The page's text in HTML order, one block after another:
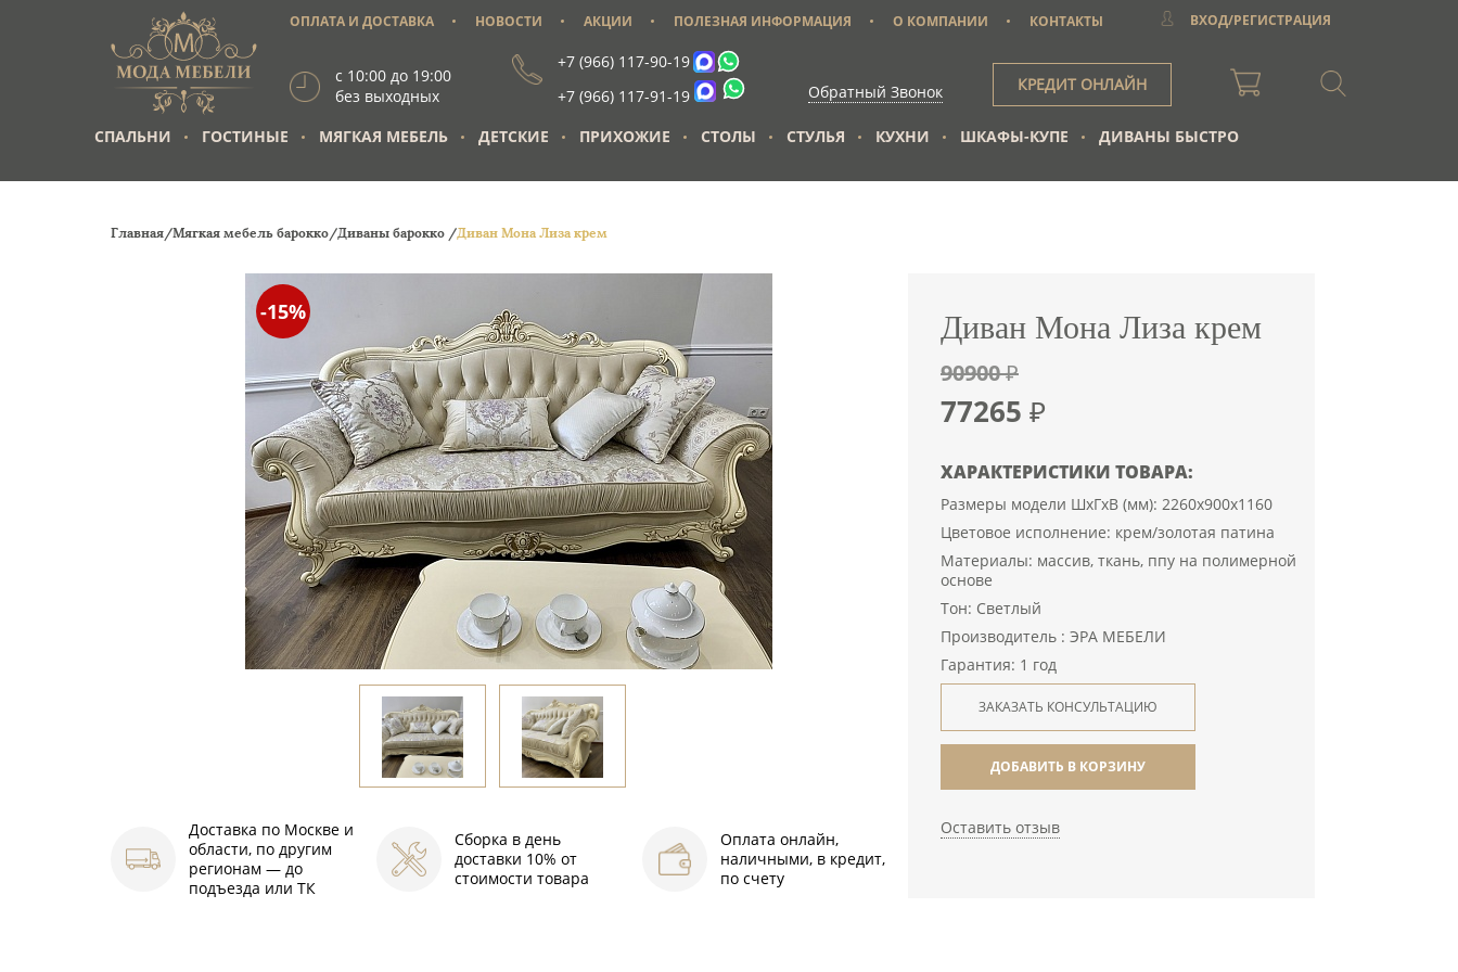
ОПЛАТА И ДОСТАВКА НОВОСТИ АКЦИИ ПОЛЕЗНАЯ ИНФОРМАЦИЯ О КОМПАНИИ КОНТАКТЫ ВХОД/РЕГИСТРАЦИЯ
с 10:00 до 19:00
без выходных
+7 (966) 117-90-19
+7 (966) 117-91-19
Обратный Звонок КРЕДИТ ОНЛАЙН
СПАЛЬНИ ГОСТИНЫЕ МЯГКАЯ МЕБЕЛЬ ДЕТСКИЕ ПРИХОЖИЕ СТОЛЫ СТУЛЬЯ КУХНИ ШКАФЫ-КУПЕ ДИВАНЫ БЫСТРО
Главная/Мягкая мебель барокко/Диваны барокко /Диван Мона Лиза крем
-15%
Доставка по Москве и
области, по другим
регионам — до
подъезда или ТК
Сборка в день
доставки 10% от
стоимости товара
Оплата онлайн,
наличными, в кредит,
по счету
Диван Мона Лиза крем
90900 ₽
77265 ₽
ХАРАКТЕРИСТИКИ ТОВАРА:
Размеры модели ШхГхВ (мм): 2260х900х1160
Цветовое исполнение: крем/золотая патина
Материалы: массив, ткань, ппу на полимерной
основе
Тон: Светлый
Производитель : ЭРА МЕБЕЛИ
Гарантия: 1 год
ЗАКАЗАТЬ КОНСУЛЬТАЦИЮ
ДОБАВИТЬ В КОРЗИНУ
Оставить отзыв